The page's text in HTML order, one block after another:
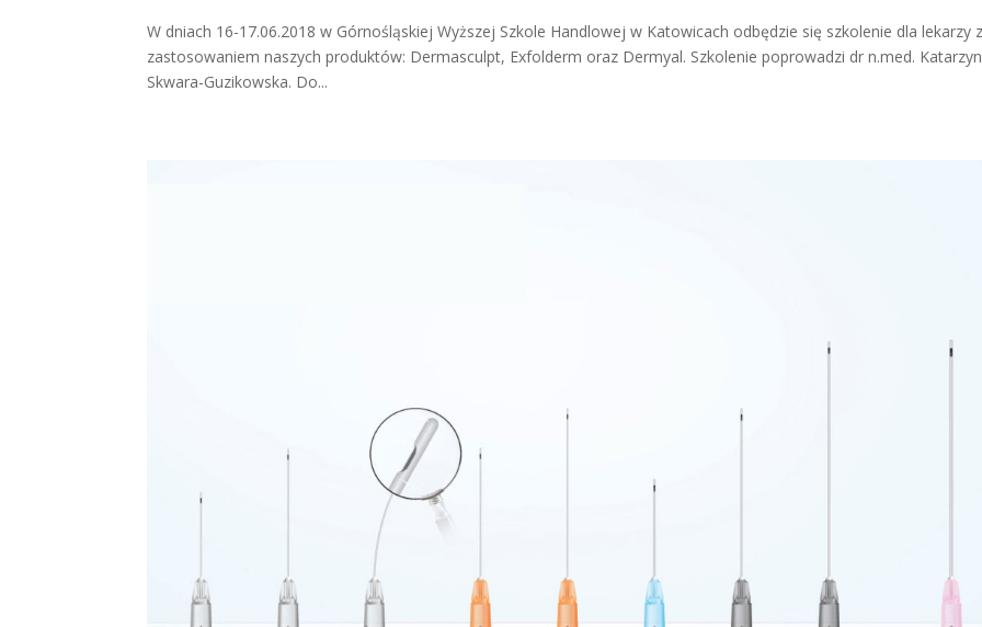
W dniach 16-17.06.2018 w Górnośląskiej Wyższej Szkole Handlowej w Katowicach odbędzie się szkolenie dla lekarzy
zastosowaniem naszych produktów: Dermasculpt, Exfolderm oraz Dermyal. Szkolenie poprowadzi dr n.med.
Skwara-Guzikowska. Do...